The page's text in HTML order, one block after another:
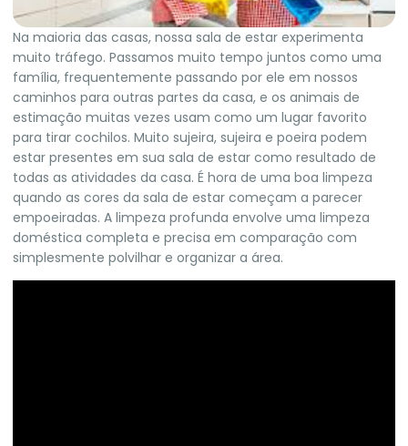
Na maioria das casas, nossa sala de estar experimenta
muito tráfego. Passamos muito tempo juntos como uma
família, frequentemente passando por ele em nossos
caminhos para outras partes da casa, e os animais de
estimação muitas vezes usam como um lugar favorito
para tirar cochilos. Muito sujeira, sujeira e poeira podem
estar presentes em sua sala de estar como resultado de
todas as atividades da casa. É hora de uma boa limpeza
quando as cores da sala de estar começam a parecer
empoeiradas. A limpeza profunda envolve uma limpeza
doméstica completa e precisa em comparação com
simplesmente polvilhar e organizar a área.